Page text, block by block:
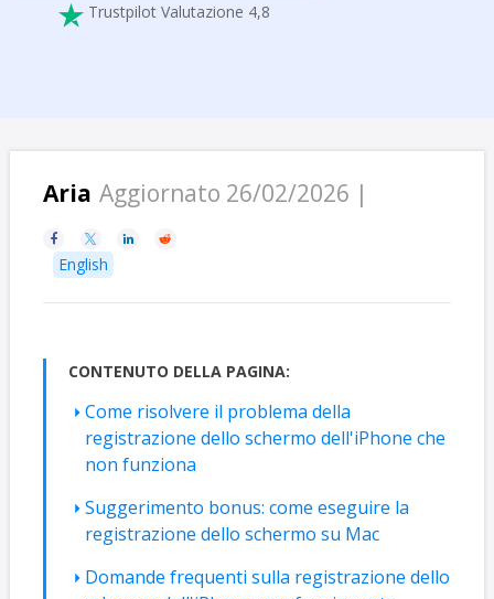
 Trustpilot Valutazione 4,8
Aria Aggiornato 26/02/2026 |
   
English
CONTENUTO DELLA PAGINA:
Come risolvere il problema della
registrazione dello schermo dell'iPhone che
non funziona
Suggerimento bonus: come eseguire la
registrazione dello schermo su Mac
Domande frequenti sulla registrazione dello